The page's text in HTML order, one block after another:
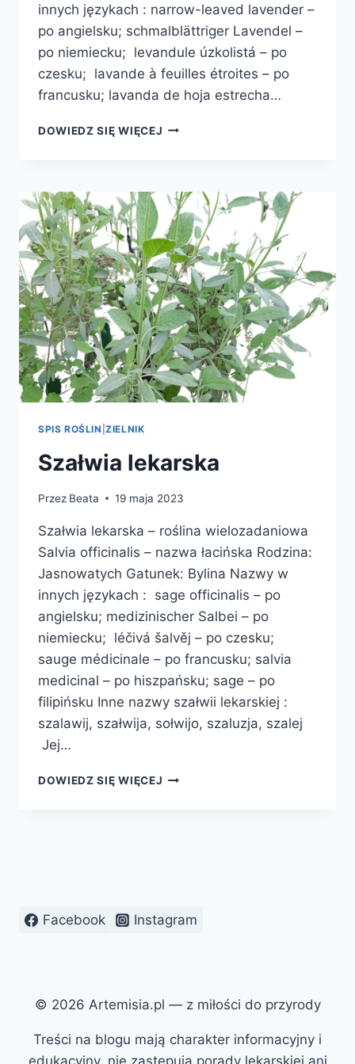
innych językach : narrow-leaved lavender –
po angielsku; schmalblättriger Lavendel –
po niemiecku; levandule úzkolistá – po
czesku; lavande à feuilles étroites – po
francusku; lavanda de hoja estrecha…
DOWIEDZ SIĘ WIĘCEJ LAWENDA
SPIS ROŚLIN |ZIELNIK
Szałwia lekarska
Przez Beata 19 maja 2023
Szałwia lekarska – roślina wielozadaniowa
Salvia officinalis – nazwa łacińska Rodzina:
Jasnowatych Gatunek: Bylina Nazwy w
innych językach : sage officinalis – po
angielsku; medizinischer Salbei – po
niemiecku; léčivá šalvěj – po czesku;
sauge médicinale – po francusku; salvia
medicinal – po hiszpańsku; sage – po
filipińsku Inne nazwy szałwii lekarskiej :
szalawij, szałwija, sołwijo, szaluzja, szalej
Jej…
DOWIEDZ SIĘ WIĘCEJ SZAŁWIA
Facebook Instagram
© 2026 Artemisia.pl — z miłości do przyrody
Treści na blogu mają charakter informacyjny i
edukacyjny, nie zastępują porady lekarskiej ani